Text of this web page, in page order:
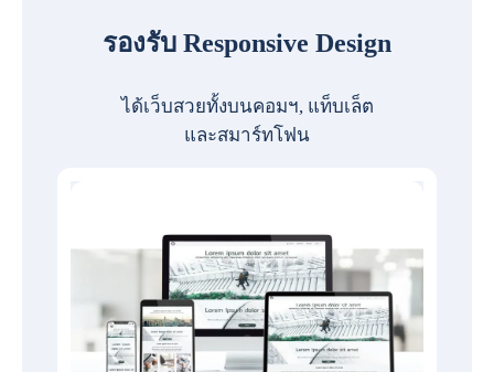
รองรับ Responsive Design
ได้เว็บสวยทั้งบนคอมฯ, แท็บเล็ต
และสมาร์ทโฟน